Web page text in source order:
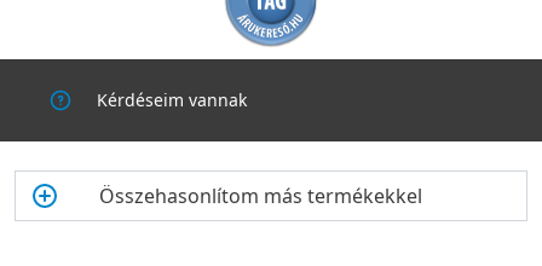
Kérdéseim vannak
Összehasonlítom más termékekkel